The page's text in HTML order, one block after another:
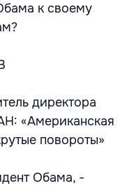
к своему
директора
«Американская
повороты»
Обама, -